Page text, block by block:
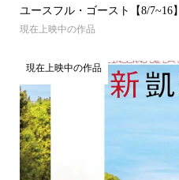
ユースフル・ゴースト【8/7~16】
現在上映中の作品
現在上映中の作品